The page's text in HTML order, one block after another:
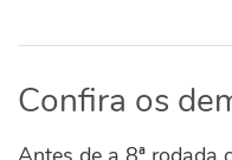
Confira os